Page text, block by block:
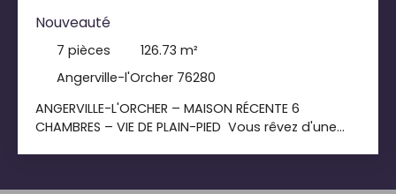
Nouveauté
7 pièces 126.73 m²
Angerville-l'Orcher 76280
ANGERVILLE-L'ORCHER – MAISON RÉCENTE 6
CHAMBRES – VIE DE PLAIN-PIED Vous rêvez d'une